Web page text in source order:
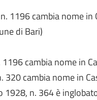
1196 cambia nome in
di Bari)
cambia nome in
320 cambia nome in
1928, n. 364 è